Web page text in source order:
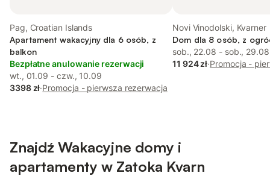
Pag, Croatian Islands
Apartament wakacyjny dla 6 osób, z
balkon
Bezpłatne anulowanie rezerwacji
wt., 01.09 - czw., 10.09
3398 zł·Promocja - pierwsza rezerwacja
Novi Vinodolski, Kvarner
Dom dla 8 osób, z
sob., 22.08 - sob., 29.08
11 924 zł·Promocja -
Znajdź Wakacyjne domy i
apartamenty w Zatoka Kvarn